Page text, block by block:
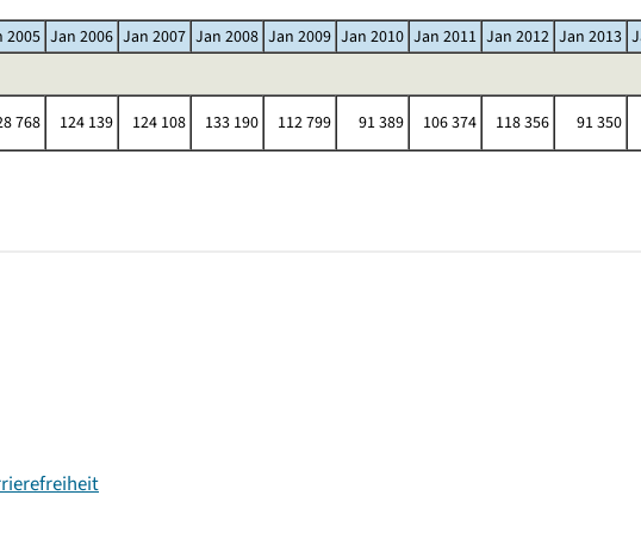
2005 Jan 2006 Jan 2007 Jan 2008 Jan 2009 Jan 2010 Jan 2011 Jan 2012 Jan 2013
768 124 139 124 108 133 190 112 799 91 389 106 374 118 356 91 350